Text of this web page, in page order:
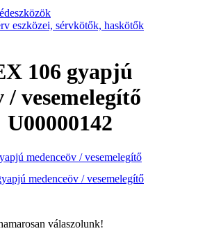
eszközei, sérvkötők, haskötők
106 gyapjú
/ vesemelegítő
válaszolunk!